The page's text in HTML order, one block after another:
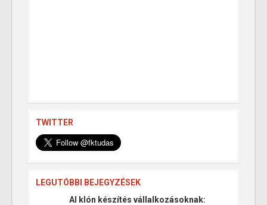
TWITTER
LEGUTÓBBI BEJEGYZÉSEK
AI klón készítés vállalkozásoknak: